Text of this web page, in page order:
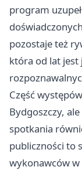
program
pozostaje też
która od lat jest
Część
Bydgoszczy,
spotkania
publiczności to
wykonawców